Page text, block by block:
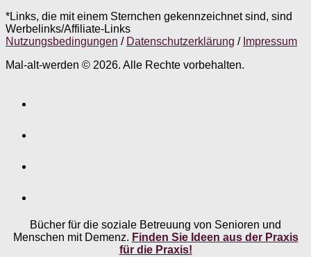
*Links, die mit einem Sternchen gekennzeichnet sind, sind
Werbelinks/Affiliate-Links
Nutzungsbedingungen / Datenschutzerklärung / Impressum
Mal-alt-werden © 2026. Alle Rechte vorbehalten.
Bücher für die soziale Betreuung von Senioren und
Menschen mit Demenz. Finden Sie Ideen aus der Praxis
für die Praxis!